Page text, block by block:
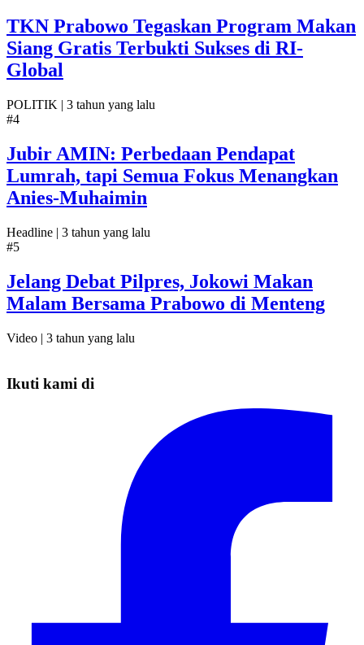
TKN Prabowo Tegaskan Program Makan
Siang Gratis Terbukti Sukses di RI-
Global
POLITIK | 3 tahun yang lalu
#4
Jubir AMIN: Perbedaan Pendapat
Lumrah, tapi Semua Fokus Menangkan
Anies-Muhaimin
Headline | 3 tahun yang lalu
#5
Jelang Debat Pilpres, Jokowi Makan
Malam Bersama Prabowo di Menteng
Video | 3 tahun yang lalu
Ikuti kami di